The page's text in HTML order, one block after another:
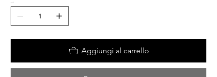
Aggiungi al carrello